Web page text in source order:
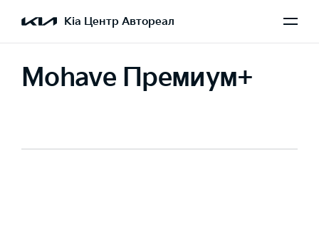
Kia Центр Автореал
Mohave Премиум+